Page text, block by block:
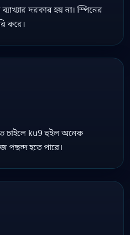
দরকার হয় না। স্পিনের
করে।
চাইলে ku9 হুইল অনেক
পছন্দ হতে পারে।